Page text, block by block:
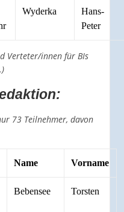
Wyderka
Hans-
Peter
Verteter/innen für BIs
73 Teilnehmer, davon
Name Vorname
Bebensee Torsten